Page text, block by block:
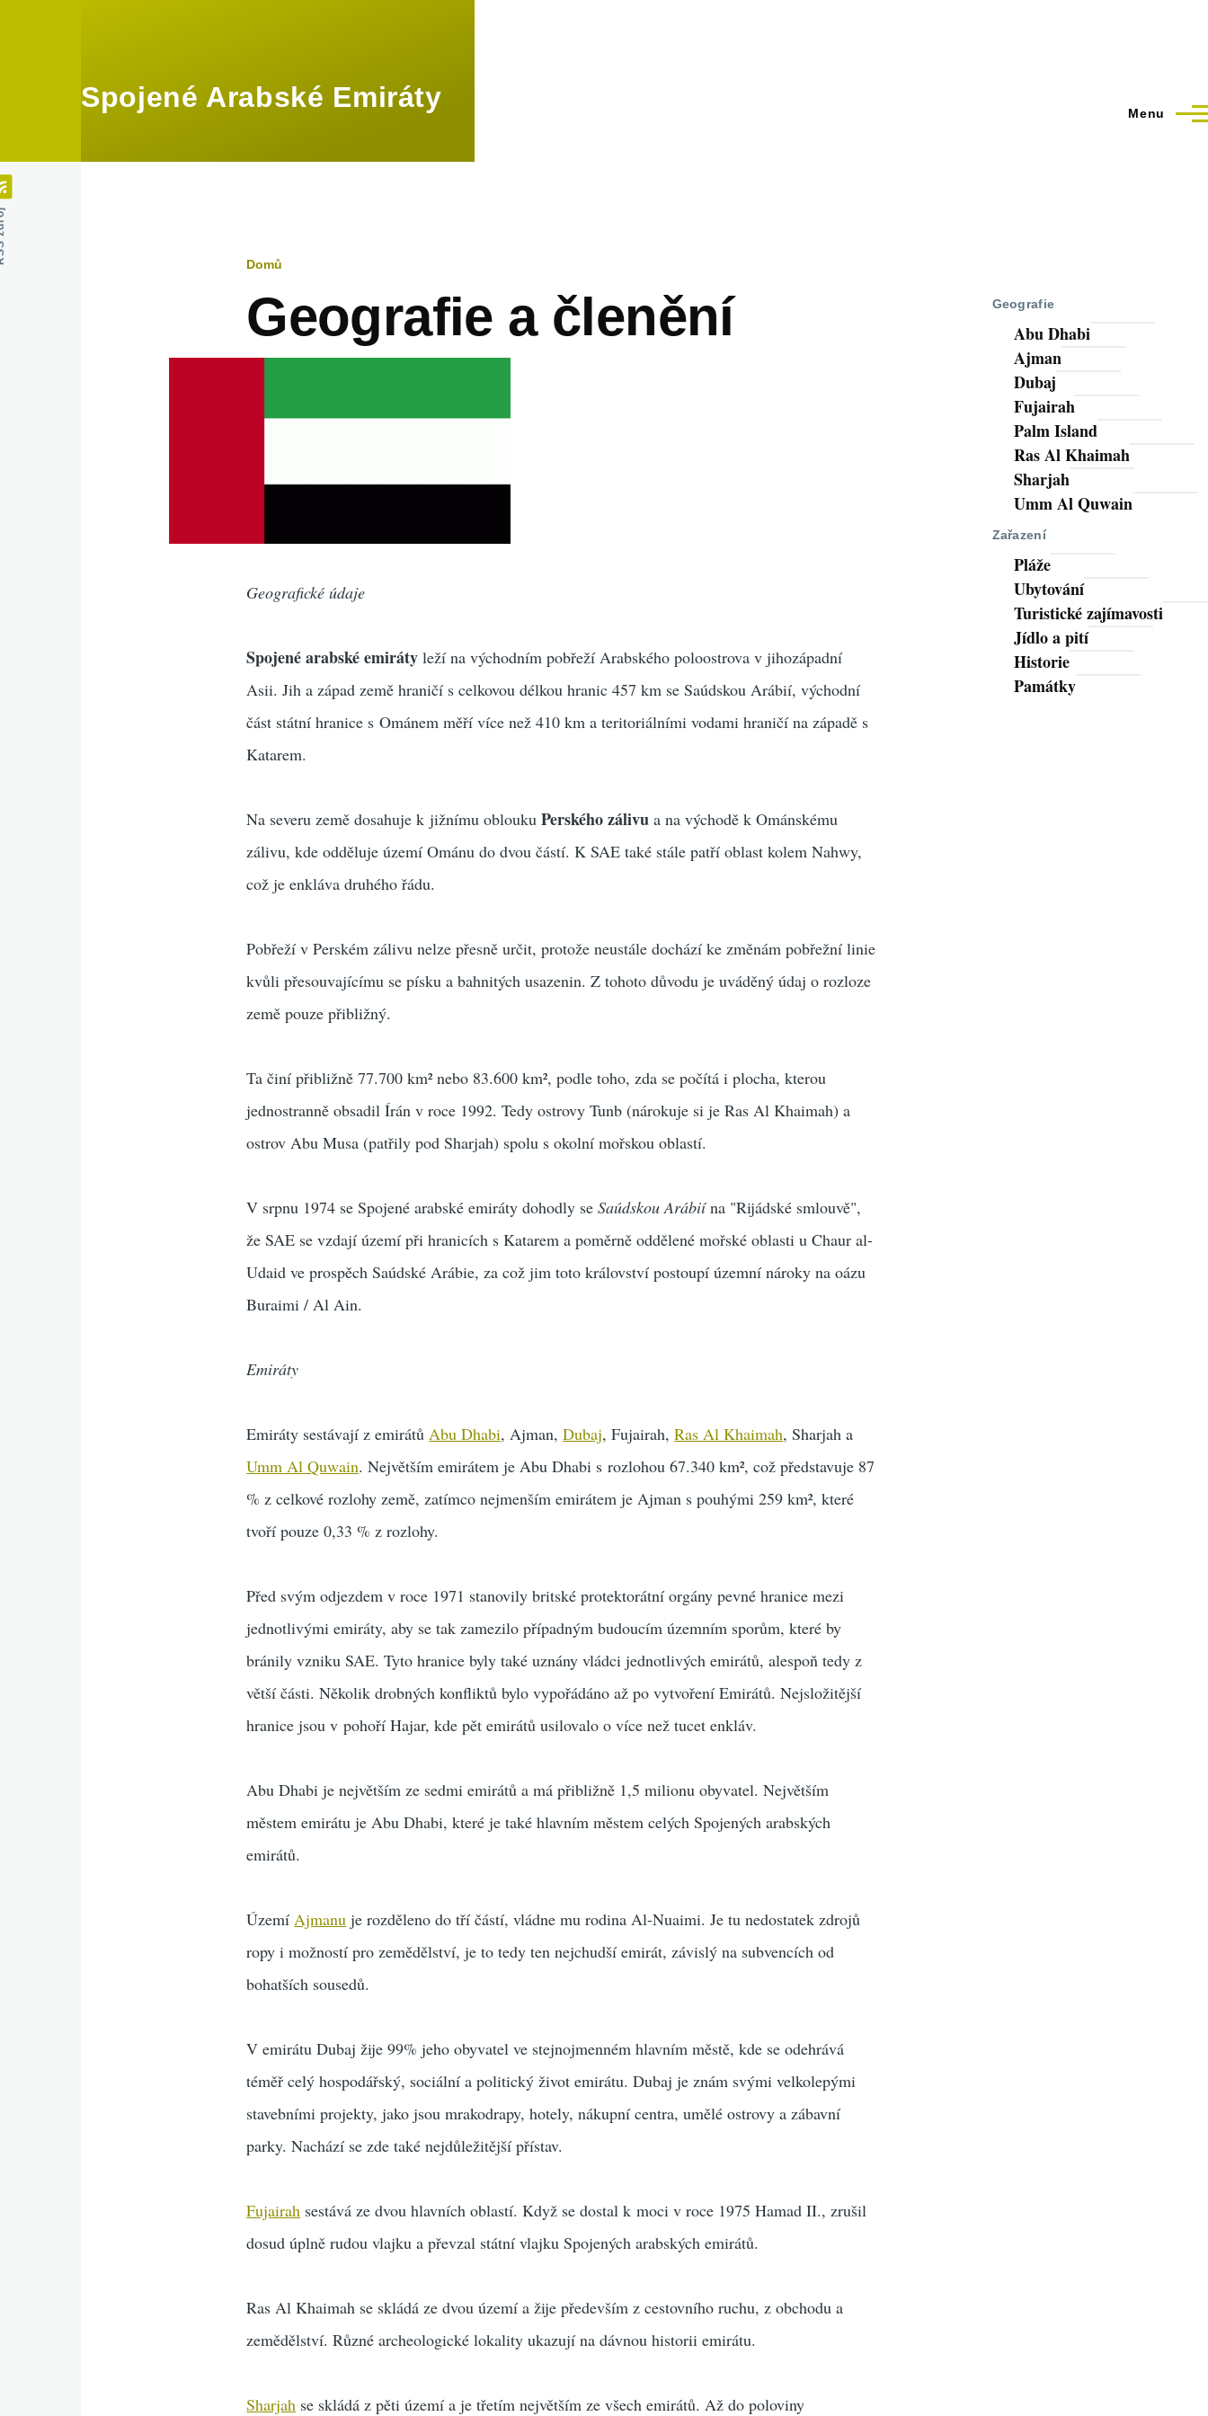
Spojené Arabské Emiráty Menu
navigace
Domů
Geografie a členění
Geografické údaje
Spojené arabské emiráty leží na východním pobřeží Arabského poloostrova v jihozápadní
Asii. Jih a západ země hraničí s celkovou délkou hranic 457 km se Saúdskou Arábií, východní
část státní hranice s Ománem měří více než 410 km a teritoriálními vodami hraničí na západě s
Katarem.
Na severu země dosahuje k jižnímu obloukuPerského zálivu a na východě k Ománskému
zálivu, kde odděluje území Ománu do dvou částí. K SAE také stále patří oblast kolem Nahwy,
což je enkláva druhého řádu.
Pobřeží v Perském zálivu nelze přesně určit, protože neustále dochází ke změnám pobřežní linie
kvůli přesouvajícímu se písku a bahnitých usazenin. Z tohoto důvodu je uváděný údaj o rozloze
země pouze přibližný.
Ta činí přibližně 77.700 km² nebo 83.600 km², podle toho, zda se počítá i plocha, kterou
jednostranně obsadil Írán v roce 1992. Tedy ostrovy Tunb (nárokuje si je Ras Al Khaimah) a
ostrov Abu Musa (patřily pod Sharjah) spolu s okolní mořskou oblastí.
V srpnu 1974 se Spojené arabské emiráty dohodly seSaúdskou Arábiína "Rijádské smlouvě",
že SAE se vzdají území při hranicích s Katarem a poměrně oddělené mořské oblasti u Chaur al-
Udaid ve prospěch Saúdské Arábie, za což jim toto království postoupí územní nároky na oázu
Buraimi / Al Ain.
Emiráty
Emiráty sestávají z emirátůAbu Dhabi, Ajman,Dubaj, Fujairah,Ras Al Khaimah, Sharjah a
Umm Al Quwain. Největším emirátem je Abu Dhabi s rozlohou 67.340 km², což představuje 87
% z celkové rozlohy země, zatímco nejmenším emirátem je Ajman s pouhými 259 km², které
tvoří pouze 0,33 % z rozlohy.
Před svým odjezdem v roce 1971 stanovily britské protektorátní orgány pevné hranice mezi
jednotlivými emiráty, aby se tak zamezilo případným budoucím územním sporům, které by
bránily vzniku SAE. Tyto hranice byly také uznány vládci jednotlivých emirátů, alespoň tedy z
větší části. Několik drobných konfliktů bylo vypořádáno až po vytvoření Emirátů. Nejsložitější
hranice jsou v pohoří Hajar, kde pět emirátů usilovalo o více než tucet enkláv.
Abu Dhabi je největším ze sedmi emirátů a má přibližně 1,5 milionu obyvatel. Největším
městem emirátu je Abu Dhabi, které je také hlavním městem celých Spojených arabských
emirátů.
ÚzemíAjmanu je rozděleno do tří částí, vládne mu rodina Al-Nuaimi. Je tu nedostatek zdrojů
ropy i možností pro zemědělství, je to tedy ten nejchudší emirát, závislý na subvencích od
bohatších sousedů.
V emirátu Dubaj žije 99% jeho obyvatel ve stejnojmenném hlavním městě, kde se odehrává
téměř celý hospodářský, sociální a politický život emirátu. Dubaj je znám svými velkolepými
stavebními projekty, jako jsou mrakodrapy, hotely, nákupní centra, umělé ostrovy a zábavní
parky. Nachází se zde také nejdůležitější přístav.
Fujairah sestává ze dvou hlavních oblastí. Když se dostal k moci v roce 1975 Hamad II., zrušil
dosud úplně rudou vlajku a převzal státní vlajku Spojených arabských emirátů.
Ras Al Khaimah se skládá ze dvou území a žije především z cestovního ruchu, z obchodu a
zemědělství. Různé archeologické lokality ukazují na dávnou historii emirátu.
Sharjah se skládá z pěti území a je třetím největším ze všech emirátů. Až do poloviny
Geografie
Abu Dhabi
Ajman
Dubaj
Fujairah
Palm Island
Ras Al Khaimah
Sharjah
Umm Al Quwain
Zařazení
Pláže
Ubytování
Turistické zajímavosti
Jídlo a pití
Historie
Památky